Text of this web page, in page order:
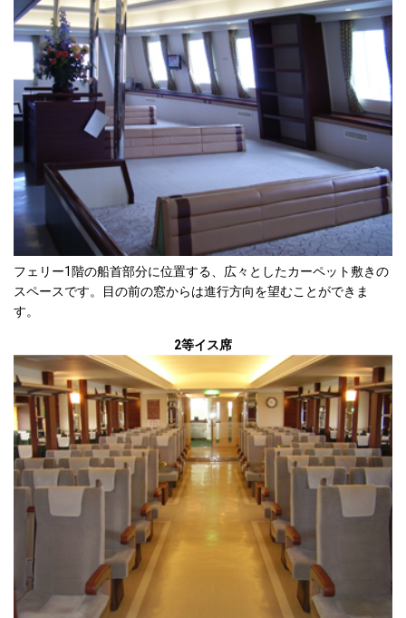
フェリー1階の船首部分に位置する、広々としたカーペット敷きの
スペースです。目の前の窓からは進行方向を望むことができま
す。
2等イス席